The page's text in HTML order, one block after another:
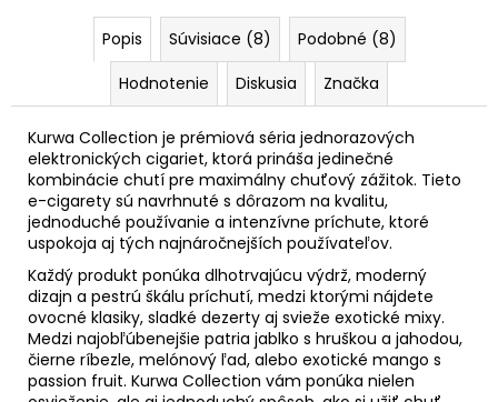
Popis Súvisiace (8)
Podobné (8)
Hodnotenie
Diskusia Značka
Kurwa Collection je prémiová séria jednorazových
elektronických cigariet, ktorá prináša jedinečné
kombinácie chutí pre maximálny chuťový zážitok. Tieto
e-cigarety sú navrhnuté s dôrazom na kvalitu,
jednoduché používanie a intenzívne príchute, ktoré
uspokoja aj tých najnáročnejších používateľov.
Každý produkt ponúka dlhotrvajúcu výdrž, moderný
dizajn a pestrú škálu príchutí, medzi ktorými nájdete
ovocné klasiky, sladké dezerty aj svieže exotické mixy.
Medzi najobľúbenejšie patria jablko s hruškou a jahodou,
čierne ríbezle, melónový ľad, alebo exotické mango s
passion fruit. Kurwa Collection vám ponúka nielen